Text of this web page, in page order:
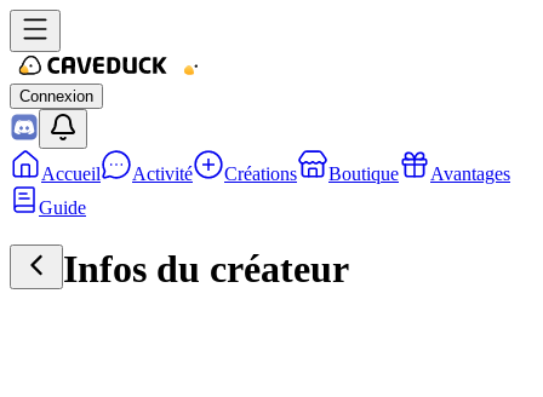
Connexion
Accueil Activité Créations Boutique
Avantages
Guide
Infos du créateur